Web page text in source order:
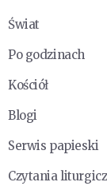
Świat
Po godzinach
Kościół
Blogi
Serwis papieski
Czytania